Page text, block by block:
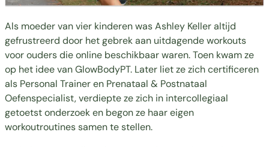
Als moeder van vier kinderen was Ashley Keller altijd
gefrustreerd door het gebrek aan uitdagende workouts
voor ouders die online beschikbaar waren. Toen kwam ze
op het idee vanGlowBodyPT. Later liet ze zich certificeren
als Personal Trainer en Prenataal & Postnataal
Oefenspecialist, verdiepte ze zich in intercollegiaal
getoetst onderzoek en begon ze haar eigen
workoutroutines samen te stellen.